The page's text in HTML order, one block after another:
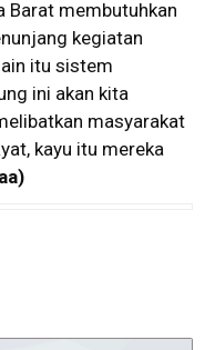
Barat membutuhkan
kegiatan
itu sistem
ini akan kita
masyarakat
kayu itu mereka